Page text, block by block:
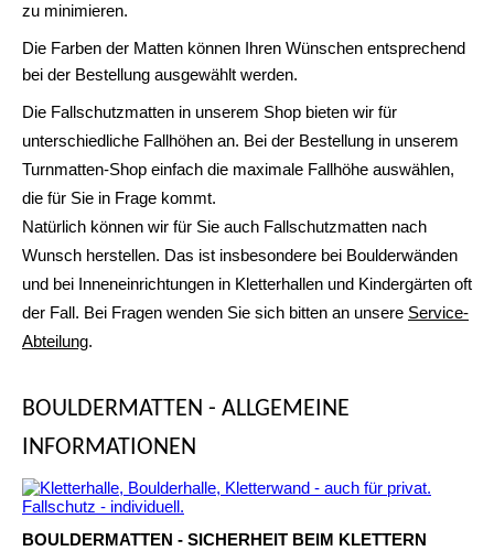
zu minimieren.
Die Farben der Matten können Ihren Wünschen entsprechend
bei der Bestellung ausgewählt werden.
Die Fallschutzmatten in unserem Shop bieten wir für
unterschiedliche Fallhöhen an. Bei der Bestellung in unserem
Turnmatten-Shop einfach die maximale Fallhöhe auswählen,
die für Sie in Frage kommt.
Natürlich können wir für Sie auch Fallschutzmatten nach
Wunsch herstellen. Das ist insbesondere bei Boulderwänden
und bei Inneneinrichtungen in Kletterhallen und Kindergärten oft
der Fall. Bei Fragen wenden Sie sich bitten an unsere Service-
Abteilung.
BOULDERMATTEN - ALLGEMEINE
INFORMATIONEN
BOULDERMATTEN - SICHERHEIT BEIM KLETTERN